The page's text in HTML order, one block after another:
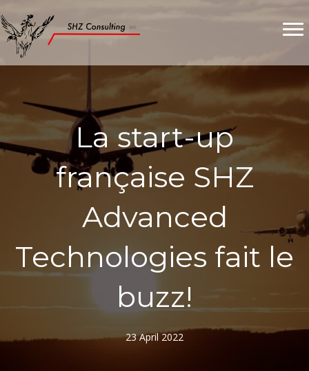
La start-up
française SHZ
Advanced
Technologies fait le
buzz!
23 April 2022